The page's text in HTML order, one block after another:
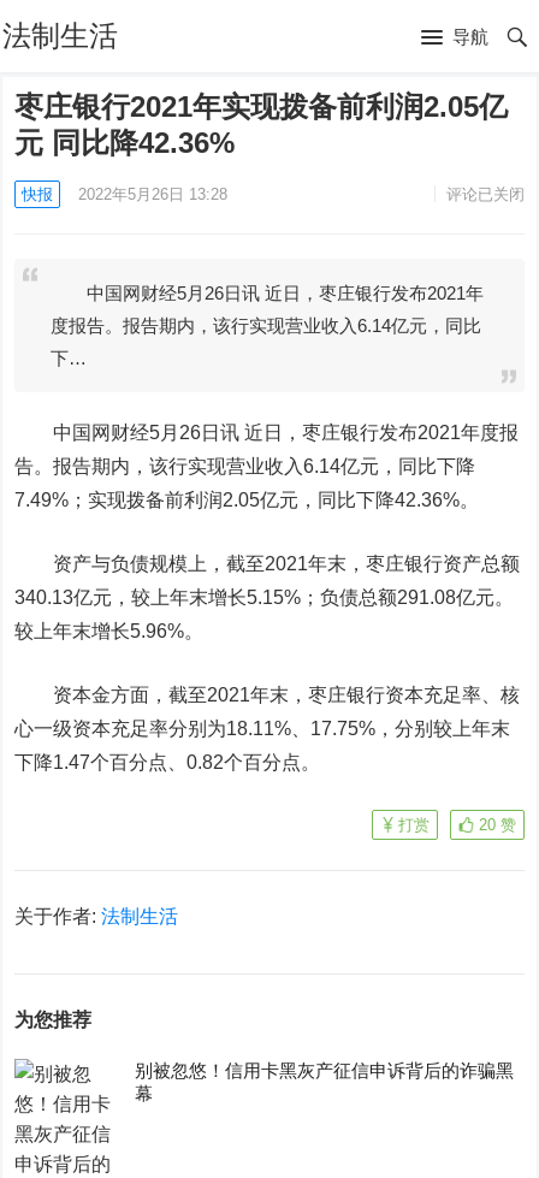
法制生活 导航
枣庄银行2021年实现拨备前利润2.05亿
元 同比降42.36%
快报 2022年5月26日 13:28 评论已关闭
中国网财经5月26日讯 近日，枣庄银行发布2021年
度报告。报告期内，该行实现营业收入6.14亿元，同比
下…
中国网财经5月26日讯 近日，枣庄银行发布2021年度报
告。报告期内，该行实现营业收入6.14亿元，同比下降
7.49%；实现拨备前利润2.05亿元，同比下降42.36%。
资产与负债规模上，截至2021年末，枣庄银行资产总额
340.13亿元，较上年末增长5.15%；负债总额291.08亿元。
较上年末增长5.96%。
资本金方面，截至2021年末，枣庄银行资本充足率、核
心一级资本充足率分别为18.11%、17.75%，分别较上年末
下降1.47个百分点、0.82个百分点。
20 赞
打赏
关于作者:法制生活
为您推荐
别被忽悠！信用卡黑灰产征信申诉背后的诈骗黑
幕